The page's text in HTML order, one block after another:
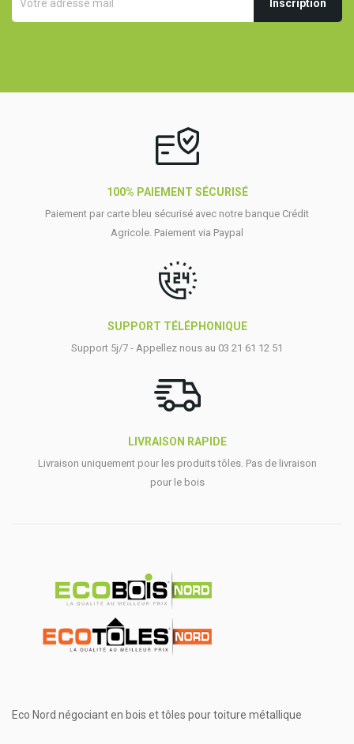
100% PAIEMENT SÉCURISÉ
Paiement par carte bleu sécurisé avec notre banque Crédit
Agricole. Paiement via Paypal
SUPPORT TÉLÉPHONIQUE
Support 5j/7 - Appellez nous au 03 21 61 12 51
LIVRAISON RAPIDE
Livraison uniquement pour les produits tôles. Pas de livraison
pour le bois
Eco Nord négociant en bois et tôles pour toiture métallique